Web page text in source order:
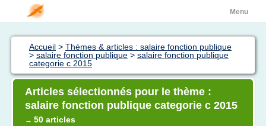
Menu
Accueil > Thèmes & articles : salaire fonction publique
> salaire fonction publique > salaire fonction publique
categorie c 2015
Articles sélectionnés pour le thème :
salaire fonction publique categorie c 2015
→ 50 articles